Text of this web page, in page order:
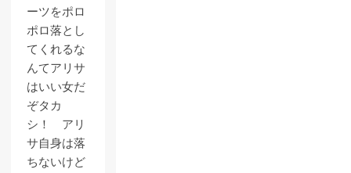
ーツをポロ
ポロ落とし
てくれるな
んてアリサ
はいい女だ
ぞタカ
シ！ アリ
サ自身は落
ちないけど